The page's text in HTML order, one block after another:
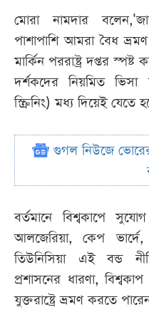
মোরা নামদার
পাশাপাশি আমরা বৈধ
মার্কিন পররাষ্ট্র দপ্তর
দর্শকদের নিয়মিত ভিসা
স্ক্রিনিং) মধ্য দিয়েই যেতে
গুগল নিউজে
বর্তমানে বিশ্বকাপে
আলজেরিয়া, কেপ
তিউনিসিয়া এই বন্ড
প্রশাসনের ধারণা,
যুক্তরাষ্ট্রে ভ্রমণ করতে